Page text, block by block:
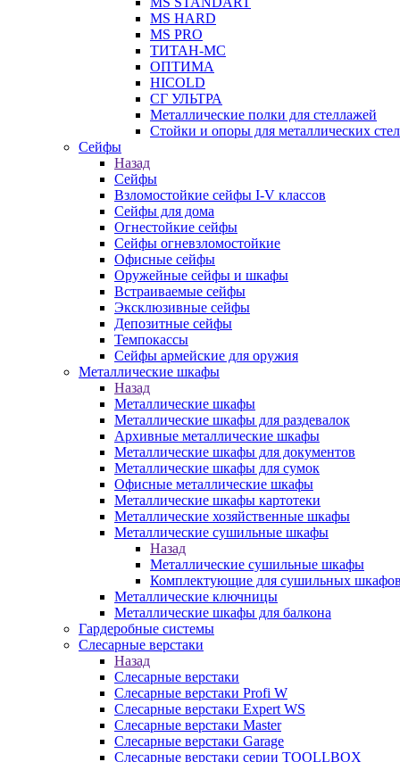
MS HARD
MS PRO
ТИТАН-МС
ОПТИМА
HICOLD
СГ УЛЬТРА
Металлические полки для стеллажей
Стойки и опоры для металлических
Сейфы
Назад
Сейфы
Взломостойкие сейфы I-V классов
Сейфы для дома
Огнестойкие сейфы
Сейфы огневзломостойкие
Офисные сейфы
Оружейные сейфы и шкафы
Встраиваемые сейфы
Эксклюзивные сейфы
Депозитные сейфы
Темпокассы
Сейфы армейские для оружия
Металлические шкафы
Назад
Металлические шкафы
Металлические шкафы для раздевалок
Архивные металлические шкафы
Металлические шкафы для документов
Металлические шкафы для сумок
Офисные металлические шкафы
Металлические шкафы картотеки
Металлические хозяйственные шкафы
Металлические сушильные шкафы
Назад
Металлические сушильные шкафы
Комплектующие для сушильных шкафов
Металлические ключницы
Металлические шкафы для балкона
Гардеробные системы
Слесарные верстаки
Назад
Слесарные верстаки
Слесарные верстаки Profi W
Слесарные верстаки Expert WS
Слесарные верстаки Master
Слесарные верстаки Garage
Слесарные верстаки серии TOOLLBOX